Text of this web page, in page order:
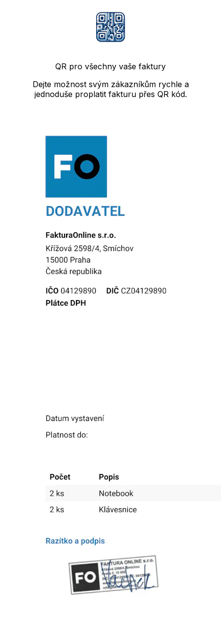
QR pro všechny vaše faktury
Dejte možnost svým zákazníkům rychle a
jednoduše proplatit fakturu přes QR kód.